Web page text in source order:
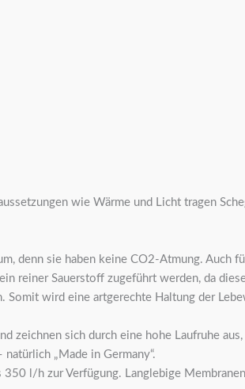
wie Wärme und Licht tragen
denn sie haben keine CO2-Atmung. Auch
reiner Sauerstoff zugeführt werden, da
wird eine artgerechte Haltung der
zeichnen sich durch eine hohe Laufruhe
„Made in Germany“.
l/h zur Verfügung. Langlebige